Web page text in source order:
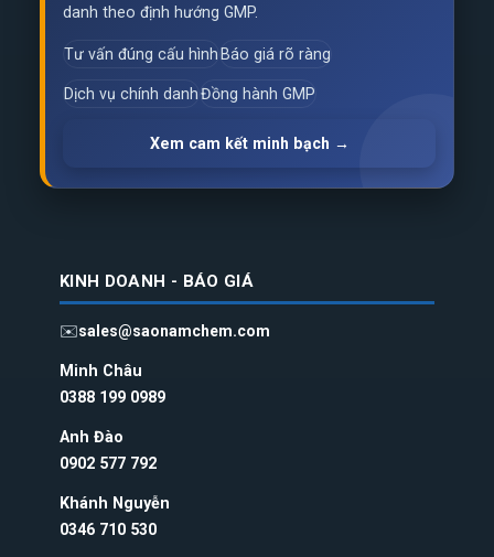
danh theo định hướng GMP.
Tư vấn đúng cấu hình Báo giá rõ ràng
Dịch vụ chính danhĐồng hành GMP
Xem cam kết minh bạch →
KINH DOANH - BÁO GIÁ
✉️sales@saonamchem.com
Minh Châu
0388 199 0989
Anh Đào
0902 577 792
Khánh Nguyễn
0346 710 530